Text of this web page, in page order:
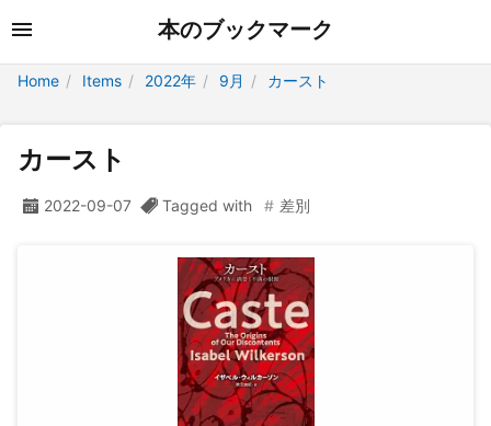
本のブックマーク
Home Items 2022年 9月 カースト
カースト
2022-09-07 Tagged with 差別